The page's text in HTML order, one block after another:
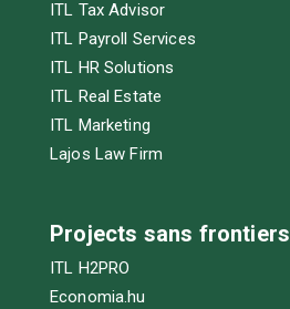
ITL Tax Advisor
ITL Payroll Services
ITL HR Solutions
ITL Real Estate
ITL Marketing
Lajos Law Firm
Projects sans frontiers
ITL H2PRO
Economia.hu